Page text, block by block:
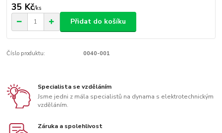
35 Kč/ks
Přidat do košíku
Číslo produktu: 0040-001
Specialista se vzděláním
Jsme jedni z mála specialistů na dynama s elektrotechnickým
vzděláním.
Záruka a spolehlivost